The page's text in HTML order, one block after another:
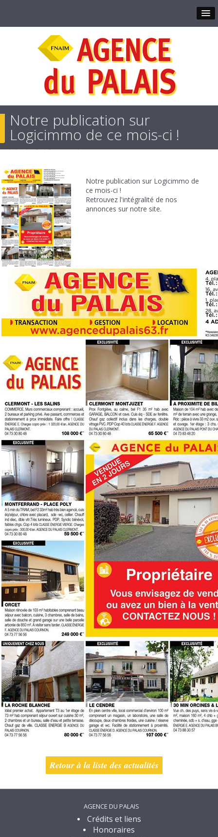
Notre publication sur
Logicimmo de ce mois-ci !
Publié le
Notre publication sur Logicimmo de
ce mois-ci !
Retrouvez l'intégralité de nos
annonces sur notre site.
Retour à la liste des actualités
AGENCE DU PALAIS
Crédits et liens
Honoraires